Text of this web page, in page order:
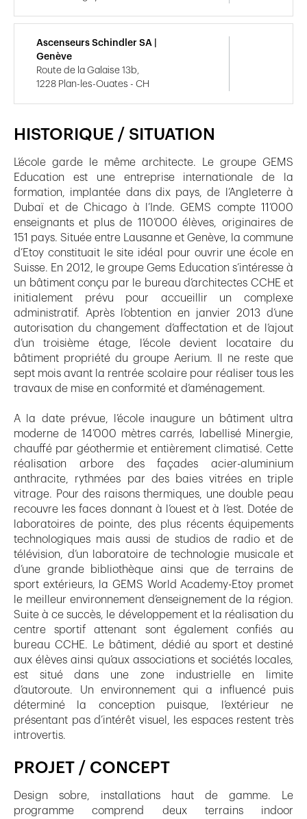
HISTORIQUE / SITUATION
L’école garde le même architecte. Le groupe GEMS
Education est une entreprise internationale de la
formation, implantée dans dix pays, de l’Angleterre à
Dubaï et de Chicago à l’Inde. GEMS compte 11’000
enseignants et plus de 110’000 élèves, originaires de
151 pays. Située entre Lausanne et Genève, la commune
d’Etoy constituait le site idéal pour ouvrir une école en
Suisse. En 2012, le groupe Gems Education s’intéresse à
un bâtiment conçu par le bureau d’architectes CCHE et
initialement prévu pour accueillir un complexe
administratif. Après l’obtention en janvier 2013 d’une
autorisation du changement d’affectation et de l’ajout
d’un troisième étage, l’école devient locataire du
bâtiment propriété du groupe Aerium. Il ne reste que
sept mois avant la rentrée scolaire pour réaliser tous les
travaux de mise en conformité et d’aménagement.
A la date prévue, l’école inaugure un bâtiment ultra
moderne de 14’000 mètres carrés, labellisé Minergie,
chauffé par géothermie et entièrement climatisé. Cette
réalisation arbore des façades acier-aluminium
anthracite, rythmées par des baies vitrées en triple
vitrage. Pour des raisons thermiques, une double peau
recouvre les faces donnant à l’ouest et à l’est. Dotée de
laboratoires de pointe, des plus récents équipements
technologiques mais aussi de studios de radio et de
télévision, d’un laboratoire de technologie musicale et
d’une grande bibliothèque ainsi que de terrains de
sport extérieurs, la GEMS World Academy-Etoy promet
le meilleur environnement d’enseignement de la région.
Suite à ce succès, le développement et la réalisation du
centre sportif attenant sont également confiés au
bureau CCHE. Le bâtiment, dédié au sport et destiné
aux élèves ainsi qu’aux associations et sociétés locales,
est situé dans une zone industrielle en limite
d’autoroute. Un environnement qui a influencé puis
déterminé la conception puisque, l’extérieur ne
présentant pas d’intérêt visuel, les espaces restent très
introvertis.
PROJET / CONCEPT
Design sobre, installations haut de gamme. Le
programme comprend deux terrains indoor
Ascenseurs Schindler SA |
Genève
Route de la Galaise 13b,
1228 Plan-les-Ouates - CH